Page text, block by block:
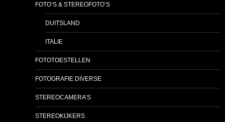
FOTO’S & STEREOFOTO’S
DUITSLAND
ITALIE
FOTOTOESTELLEN
FOTOGRAFIE DIVERSE
STEREOCAMERA’S
STEREOKIJKERS